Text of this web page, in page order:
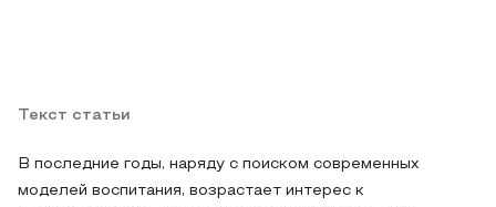
Текст статьи
В последние годы, наряду с поиском современных
моделей воспитания, возрастает интерес к